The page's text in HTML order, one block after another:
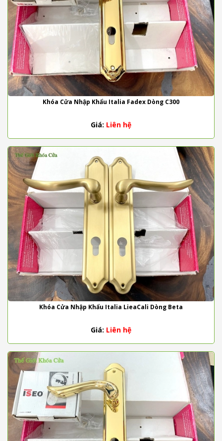
Khóa Cửa Nhập Khẩu Italia Fadex Dòng C300
Giá: Liên hệ
Khóa Cửa Nhập Khẩu Italia LieaCali Dòng Beta
Giá: Liên hệ